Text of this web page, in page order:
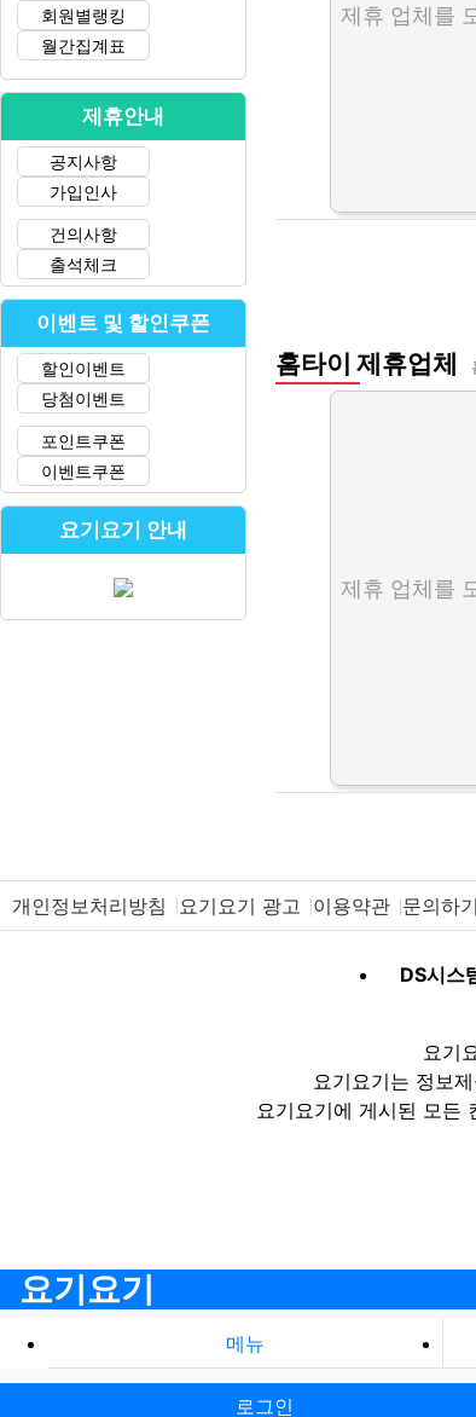
제휴 업체를
홈타이 제휴업체
제휴 업체를
회원별랭킹
월간집계표
제휴안내
공지사항
가입인사
건의사항
출석체크
이벤트 및 할인쿠폰
할인이벤트
당첨이벤트
포인트쿠폰
이벤트쿠폰
요기요기 안내
개인정보처리방침 요기요기 광고 이용약관 문의하기
DS시스
요기
요기요기는 정보
요기요기에 게시된 모든
요기요기
메뉴
로그인